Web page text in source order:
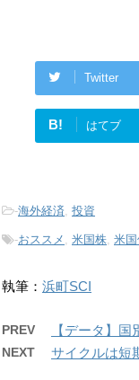
Twitter
B! はてブ
-海外経済 投資
-おススメ 米国株 米
執筆： 浜町SCI
PREV 【データ】国
NEXT サイクルは短